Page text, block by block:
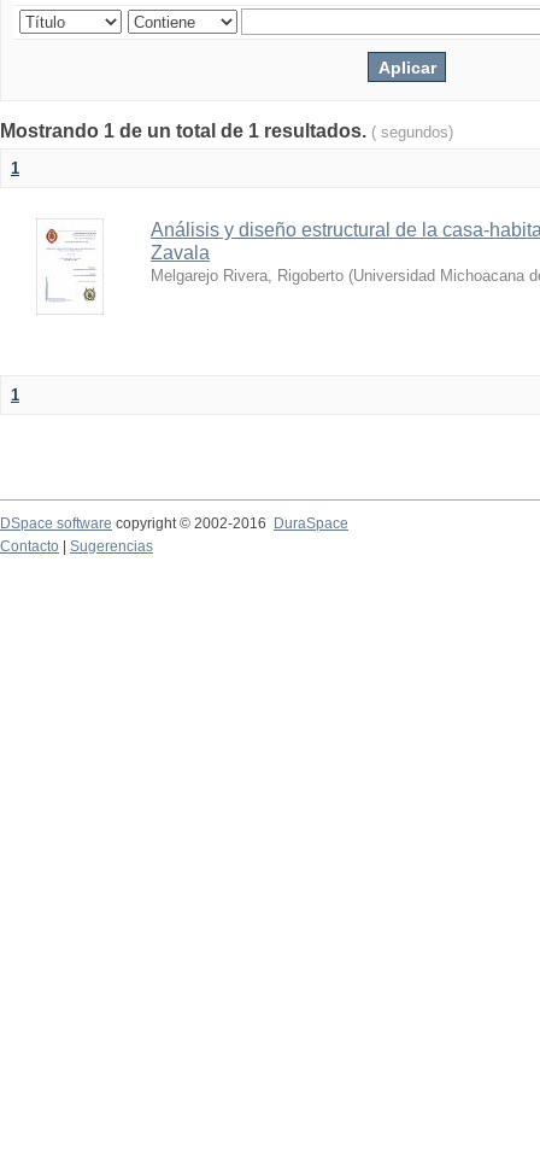
Mostrando 1 de un total de 1 resultados. ( segundos)
1
Análisis y diseño estructural de la casa-
Zavala
Melgarejo Rivera, Rigoberto (Universidad Michoacana
1
DSpace software copyright © 2002-2016
DuraSpace
Contacto
Sugerencias